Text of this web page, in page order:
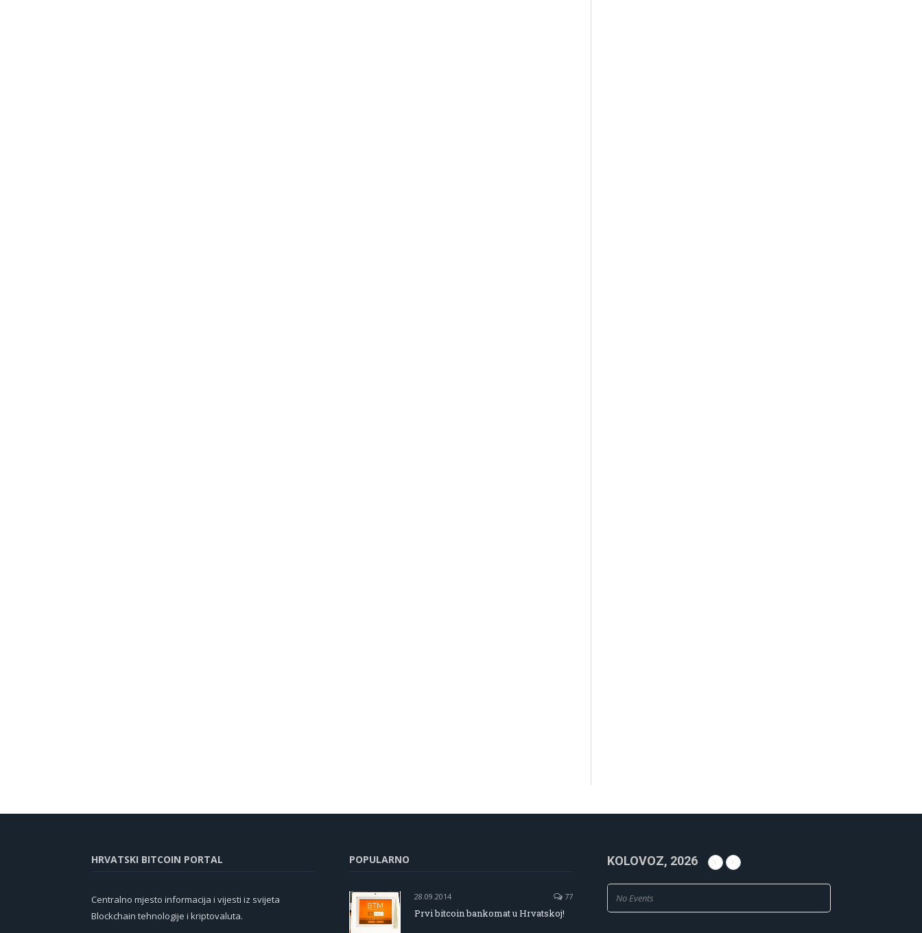
HRVATSKI BITCOIN PORTAL
Centralno mjesto informacija i vijesti iz svijeta
Blockchain tehnologije i kriptovaluta.
POPULARNO
28.09.2014 77
Prvi bitcoin bankomat u Hrvatskoj!
KOLOVOZ, 2026
No Events